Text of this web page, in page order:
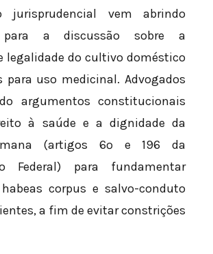
jurisprudencial vem abrindo
para a discussão sobre a
legalidade do cultivo doméstico
para uso medicinal. Advogados
argumentos constitucionais
à saúde e a dignidade da
(artigos 6º e 196 da
Federal) para fundamentar
corpus e salvo-conduto
a fim de evitar constrições